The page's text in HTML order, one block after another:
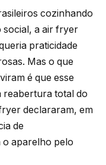
cozinhando
social, a air fryer
praticidade
Mas o que
é que esse
reabertura total do
declararam, em
de
o aparelho pelo